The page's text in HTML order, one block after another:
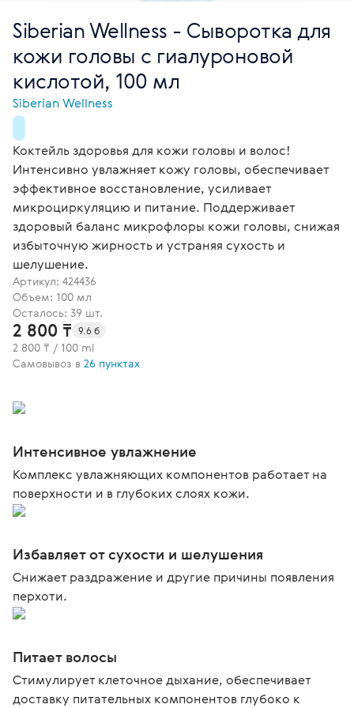
Siberian Wellness - Сыворотка для
кожи головы с гиалуроновой
кислотой, 100 мл
Siberian Wellness
Коктейль здоровья для кожи головы и волос!
Интенсивно увлажняет кожу головы, обеспечивает
эффективное восстановление, усиливает
микроциркуляцию и питание. Поддерживает
здоровый баланс микрофлоры кожи головы, снижая
избыточную жирность и устраняя сухость и
шелушение.
Артикул: 424436
Объем: 100 мл
Осталось: 39 шт.
2 800 ₸ 9.6 б
2 800 ₸ / 100 ml
Самовывоз в 26 пунктах
Интенсивное увлажнение
Комплекс увлажняющих компонентов работает на
поверхности и в глубоких слоях кожи.
Избавляет от сухости и шелушения
Снижает раздражение и другие причины появления
перхоти.
Питает волосы
Стимулирует клеточное дыхание, обеспечивает
доставку питательных компонентов глубоко к